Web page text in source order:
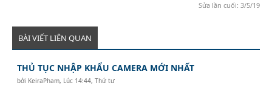
Sửa lần cuối: 3/5/19
BÀI VIẾT LIÊN QUAN
THỦ TỤC NHẬP KHẨU CAMERA MỚI NHẤT
bởi KeiraPham, Lúc 14:44, Thứ tư